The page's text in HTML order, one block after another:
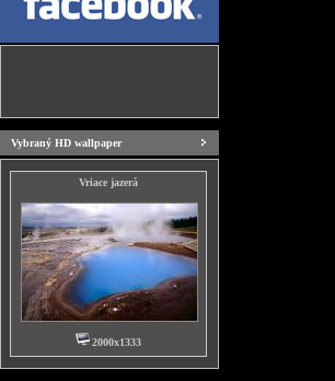
Vybraný HD wallpaper
Vriace jazerá
2000x1333